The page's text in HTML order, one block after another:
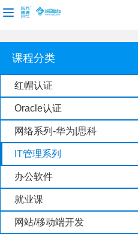
课程分类
红帽认证
Oracle认证
网络系列-华为|思科
IT管理系列
办公软件
就业课
网站/移动端开发